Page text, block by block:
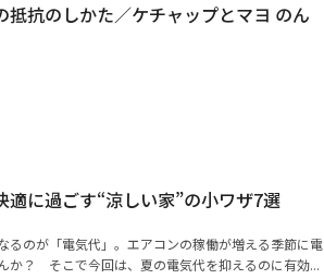
抗のしかた／ケチャップとマヨ のん
に過ごす“涼しい家”の小ワザ7選
るのが「電気代」。エアコンの稼働が増える季節に電
か？ そこで今回は、夏の電気代を抑えるのに有効...